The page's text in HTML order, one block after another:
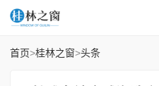
首页>桂林之窗>头条